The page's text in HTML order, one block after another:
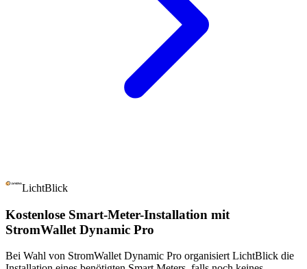
LichtBlick
Kostenlose Smart-Meter-Installation mit
StromWallet Dynamic Pro
Bei Wahl von StromWallet Dynamic Pro organisiert LichtBlick die